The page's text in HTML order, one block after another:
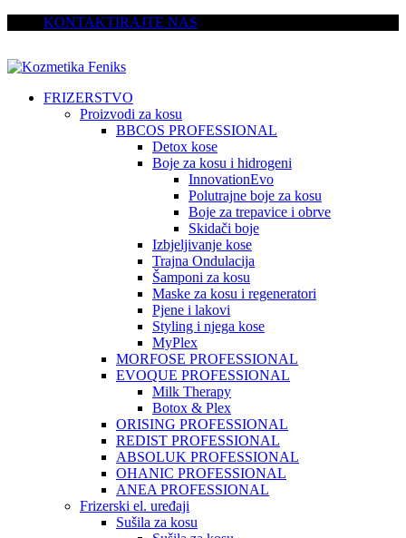
KONTAKTIRAJTE NAS
FRIZERSTVO
Proizvodi za kosu
BBCOS PROFESSIONAL
Detox kose
Boje za kosu i hidrogeni
InnovationEvo
Polutrajne boje za kosu
Boje za trepavice i obrve
Skidači boje
Izbjeljivanje kose
Trajna Ondulacija
Šamponi za kosu
Maske za kosu i regeneratori
Pjene i lakovi
Styling i njega kose
MyPlex
MORFOSE PROFESSIONAL
EVOQUE PROFESSIONAL
Milk Therapy
Botox & Plex
ORISING PROFESSIONAL
REDIST PROFESSIONAL
ABSOLUK PROFESSIONAL
OHANIC PROFESSIONAL
ANEA PROFESSIONAL
Frizerski el. uređaji
Sušila za kosu